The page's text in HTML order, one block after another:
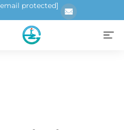
[email protected]